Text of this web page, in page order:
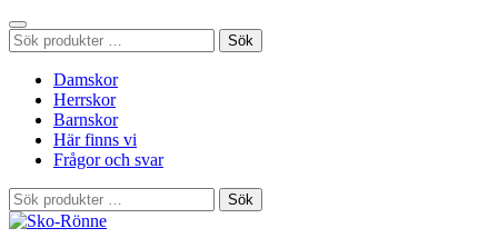
Sök
efter:
Sök
Damskor
Herrskor
Barnskor
Här finns vi
Frågor och svar
Sök
efter:
Sök